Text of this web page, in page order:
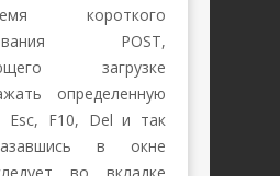
короткого
POST,
загрузке
определенную
Esc, F10, Del и так
в окне